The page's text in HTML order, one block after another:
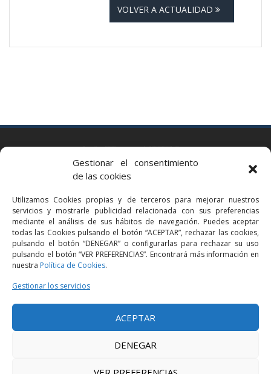
Gestionar el consentimiento
de las cookies
Utilizamos Cookies propias y de terceros para mejorar nuestros
servicios y mostrarle publicidad relacionada con sus preferencias
mediante el análisis de sus hábitos de navegación. Puedes aceptar
todas las Cookies pulsando el botón “ACEPTAR”, rechazar las cookies,
pulsando el botón “DENEGAR” o configurarlas para rechazar su uso
pulsando el botón “VER PREFERENCIAS”. Encontrará más información en
nuestra Política de Cookies.
Gestionar los servicios
ACEPTAR
DENEGAR
VOLVER A ACTUALIDAD
Via Augusta 2 bis, 3º, 08006 Barcelona
bcn@bellavistalegal.eu
GRANOLLERS
C/ Sant Jaume, 16 1r, 08401 Granollers (Bcn)
+34 93 860 39 60
grn@bellavistalegal.eu
MADRID
C/ Serrano 114, 2º izq. 28006 Madrid.
+34 91 431 98 21 | +34 91 431 98 95
mad@bellavistalegal.eu